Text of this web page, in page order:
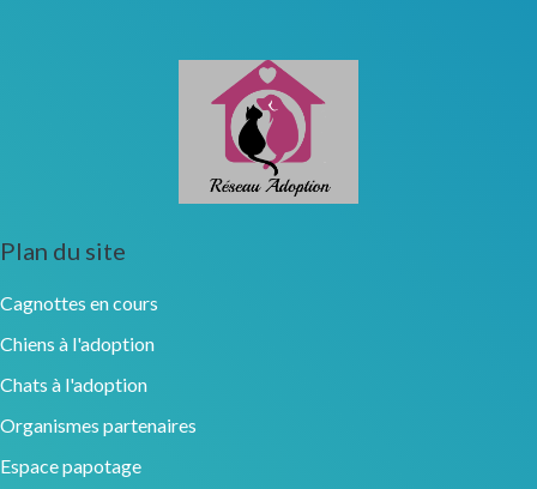
Plan du site
Cagnottes en cours
Chiens à l'adoption
Chats à l'adoption
Organismes partenaires
Espace papotage